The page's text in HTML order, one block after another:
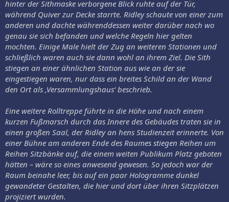
hinter der Sithmaske verborgene Blick ruhte auf der Tür,
während Quiver zur Decke starrte. Ridley schaute von einer zum
anderen und dachte währenddessen weiter darüber nach wo
genau sie sich befanden und welche Regeln hier gelten
mochten. Einige Male hielt der Zug an weiteren Stationen und
schließlich waren auch sie dann wohl an ihrem Ziel. Die Sith
stiegen an einer ähnlichen Station aus wie an der sie
eingestiegen waren, nur dass ein breites Schild an der Wand
den Ort als ‚Versammlungshaus‘ beschrieb.
Eine weitere Rolltreppe führte in die Höhe und nach einem
kurzen Fußmarsch durch das Innere des Gebäudes traten sie in
einen großen Saal, der Ridley an hens Studienzeit erinnerte. Von
einer Bühne am anderen Ende des Raumes stiegen Reihen um
Reihen Sitzbänke auf, die einem weiten Publikum Platz geboten
hätten – wäre so eines anwesend gewesen. So jedoch war der
Raum beinahe leer, bis auf ein paar Hologramme dunkel
gewandeter Gestalten, die hier und dort über ihren Sitzplätzen
projiziert wurden.